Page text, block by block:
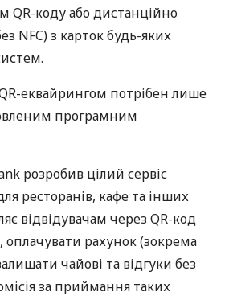
QR-коду або дистанційно
NFC) з карток будь-яких
еквайрингом потрібен лише
програмним
розробив цілий сервіс
ресторанів, кафе та інших
відвідувачам через QR-код
рахунок (зокрема
чайові та відгуки без
за приймання таких